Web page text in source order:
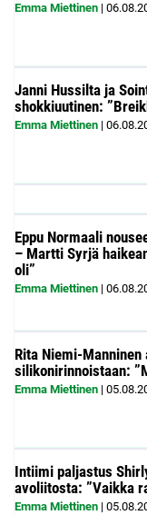
Emma Miettinen |
Janni Hussilta ja
shokkiuutinen:
Emma Miettinen |
Eppu Normaali
– Martti Syrjä
oli”
Emma Miettinen |
Rita Niemi-Manninen
silikonirinnoistaan:
Emma Miettinen |
Intiimi paljastus
avoliitosta: ”Vaikka
Emma Miettinen |